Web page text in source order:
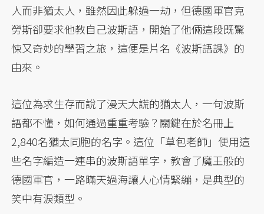
人而非猶太人，雖然因此躲過一劫，但德國軍官克
勞斯卻要求他教自己波斯語，開始了他倆這段既驚
悚又奇妙的學習之旅，這便是片名《波斯語課》的
由來。
這位為求生存而說了漫天大謊的猶太人，一句波斯
語都不懂，如何通過重重考驗？關鍵在於名冊上
2,840名猶太同胞的名字。這位「草包老師」便用這
些名字編造一連串的波斯語單字，教會了魔王般的
德國軍官，一路瞞天過海讓人心情緊繃，是典型的
笑中有淚類型。